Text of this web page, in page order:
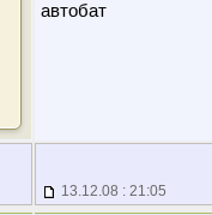
автобат
13.12.08 : 21:05